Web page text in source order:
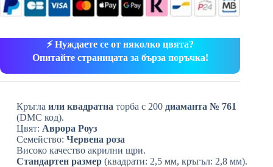
⚡ Нуждаете се от няколко цвята?
Опитайте страницата за бърза поръчка!
Кръгла или квадратна торба с 200 диаманта № 761
(DMC код).
Цвят: Аврора Роуз
Семейство: Червена роза
Високо качество акрилни щри.
Стандартен размер(квадрати: 2,5 мм, кръгъл: 2,8 мм).